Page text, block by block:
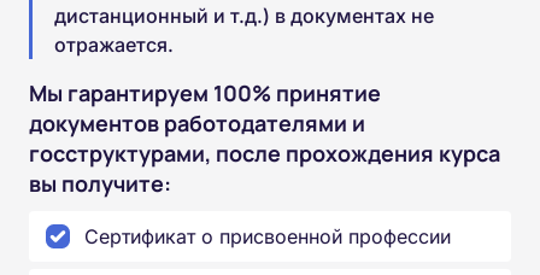
дистанционный и т.д.) в документах не
отражается.
Мы гарантируем 100% принятие
документов работодателями и
госструктурами, после прохождения курса
вы получите:
Сертификат о присвоенной профессии